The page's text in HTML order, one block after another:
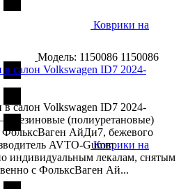
Коврики на
Коврики на
Модель: 1150086 1150086
салон Volkswagen ID7 2024-
салон Volkswagen ID7 2024-
резиновые (полиуретановые)
ФольксВаген АйДи7, бежевого
AVTO-Gumm
индивидуальным лекалам, снятым
с ФольксВаген Ай...